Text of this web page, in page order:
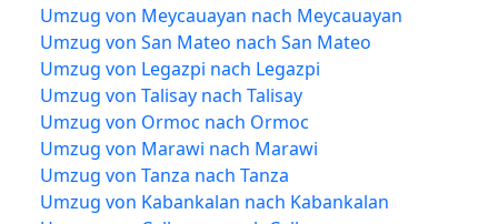
Umzug von Meycauayan nach Meycauayan
Umzug von San Mateo nach San Mateo
Umzug von Legazpi nach Legazpi
Umzug von Talisay nach Talisay
Umzug von Ormoc nach Ormoc
Umzug von Marawi nach Marawi
Umzug von Tanza nach Tanza
Umzug von Kabankalan nach Kabankalan